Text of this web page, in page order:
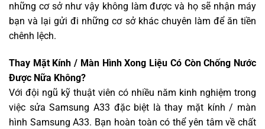
những cơ sở như vậy không làm được và họ sẽ nhận máy
bạn và lại gửi đi những cơ sở khác chuyên làm để ăn tiền
chênh lệch.
Thay Mặt Kính / Màn Hình Xong Liệu Có Còn Chống Nước
Được Nữa Không?
Với đội ngũ kỹ thuật viên có nhiều năm kinh nghiệm trong
việc sửa Samsung A33 đặc biệt là thay mặt kính / màn
hình Samsung A33. Bạn hoàn toàn có thể yên tâm về chất